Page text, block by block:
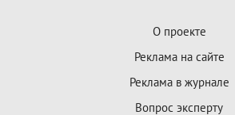
О проекте
Реклама на сайте
Реклама в журнале
Вопрос эксперту